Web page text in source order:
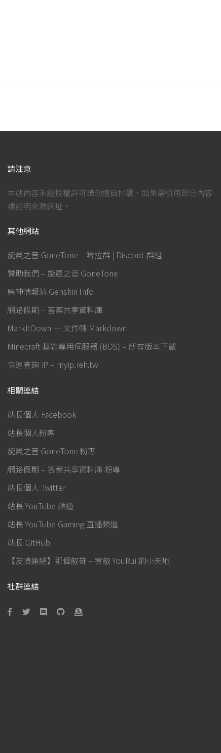
請注意
本站內容未經授權許可請勿擅自抄襲，如果需引用部分內容
請註明來源網址。
其他網站
旋風之音 GoneTone – 哈拉群 | Discord 群組
贊助我們 – 旋風之音 GoneTone
原神情報站 Genshin Info
網路假期 – 答案共享資料庫
MarkItDown — 文件轉 Markdown
Minecraft 基岩專用伺服器 (BDS) – 所有版本下載
快速查詢 IP – myip.reh.tw
相關連結
站長個人 Facebook
站長個人粉專
旋風之音 GoneTone 粉專
網路假期 – 答案共享資料庫 粉專
站長個人 Twitter
站長 YouTube 頻道
站長 YouTube Gaming 直播頻道
站長 GitHub
【友情連結】那個叡哥 – 宥叡 YouRui 的小天地
社群連結